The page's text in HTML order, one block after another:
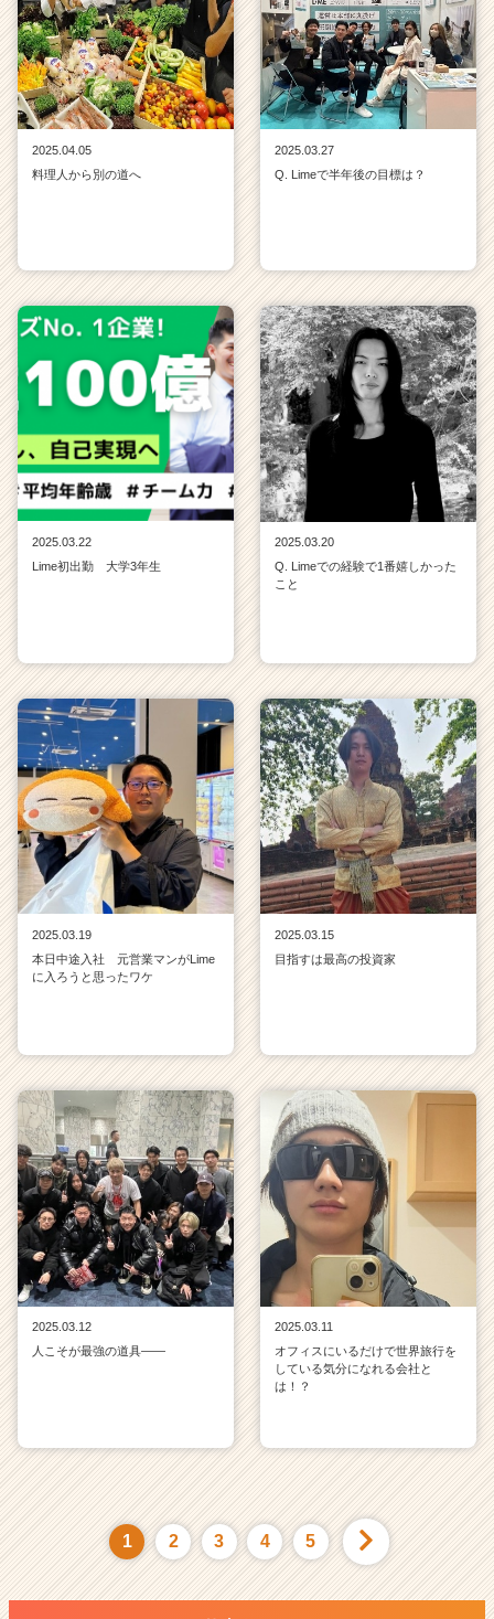
2025.04.05
料理人から別の道へ
2025.03.27
Q. Limeで半年後の目標は？
2025.03.22
Lime初出勤 大学3年生
2025.03.20
Q. Limeでの経験で1番嬉しかった
こと
2025.03.19
本日中途入社 元営業マンがLime
に入ろうと思ったワケ
2025.03.15
目指すは最高の投資家
2025.03.12
人こそが最強の道具——
2025.03.11
オフィスにいるだけで世界旅行を
している気分になれる会社と
は！？
1 2 3 4 5